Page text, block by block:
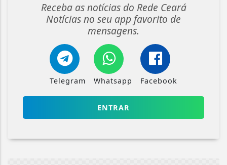
Receba as notícias do Rede Ceará
Notícias no seu app favorito de
mensagens.
Telegram Whatsapp Facebook
ENTRAR